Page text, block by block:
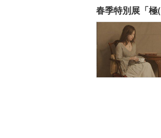
春季特別展「極